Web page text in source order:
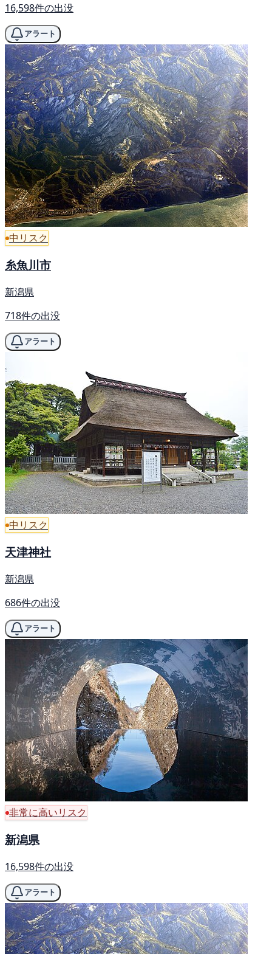
16,598件の出没
アラート
中リスク
糸魚川市
新潟県
718件の出没
アラート
中リスク
天津神社
新潟県
686件の出没
アラート
非常に高いリスク
新潟県
16,598件の出没
アラート